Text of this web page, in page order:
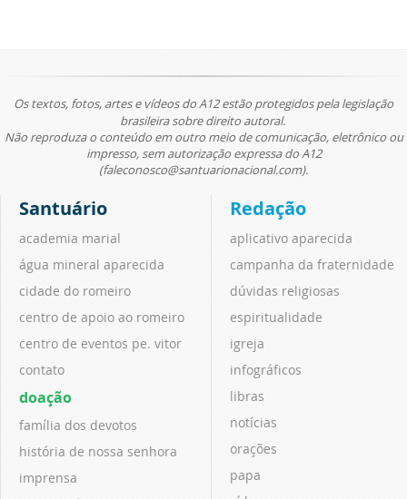
Os textos, fotos, artes e vídeos do A12 estão protegidos pela legislação
brasileira sobre direito autoral.
Não reproduza o conteúdo em outro meio de comunicação, eletrônico ou
impresso, sem autorização expressa do A12
(faleconosco@santuarionacional.com).
Santuário
academia marial
água mineral aparecida
cidade do romeiro
centro de apoio ao romeiro
centro de eventos pe. vitor
contato
doação
família dos devotos
história de nossa senhora
imprensa
Redação
aplicativo aparecida
campanha da fraternidade
dúvidas religiosas
espiritualidade
igreja
infográficos
libras
notícias
orações
papa